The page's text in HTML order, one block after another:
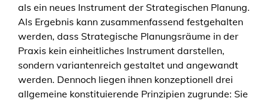
als ein neues Instrument der Strategischen Planung.
Als Ergebnis kann zusammenfassend festgehalten
werden, dass Strategische Planungsräume in der
Praxis kein einheitliches Instrument darstellen,
sondern variantenreich gestaltet und angewandt
werden. Dennoch liegen ihnen konzeptionell drei
allgemeine konstituierende Prinzipien zugrunde: Sie